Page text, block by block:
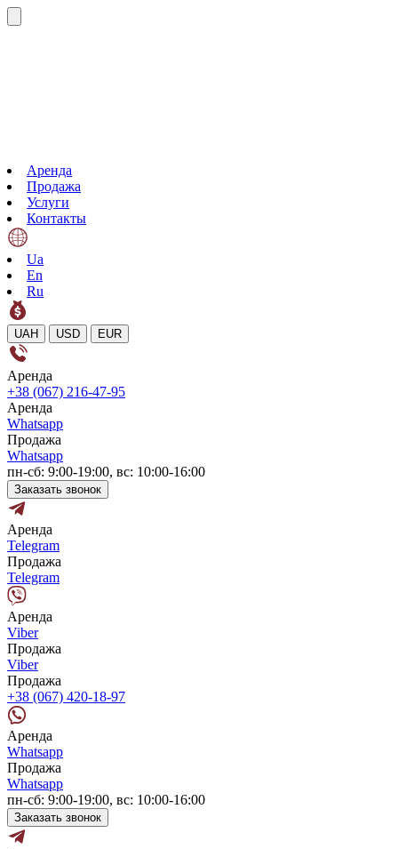
Аренда
Продажа
Услуги
Контакты
Ua
En
Ru
UAH USD EUR
Аренда
+38 (067) 216-47-95
Аренда
Whatsapp
Продажа
Whatsapp
пн-сб: 9:00-19:00, вс: 10:00-16:00
Заказать звонок
Аренда
Telegram
Продажа
Telegram
Аренда
Viber
Продажа
Viber
Продажа
+38 (067) 420-18-97
Аренда
Whatsapp
Продажа
Whatsapp
пн-сб: 9:00-19:00, вс: 10:00-16:00
Заказать звонок